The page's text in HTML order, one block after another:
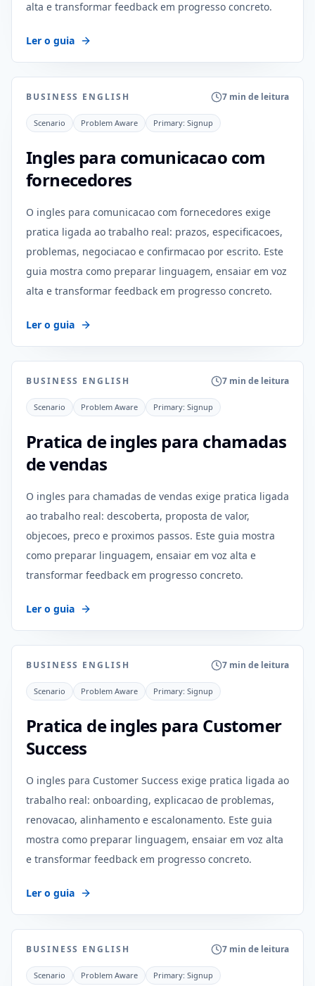
alta e transformar feedback em progresso concreto.
Ler o guia
BUSINESS ENGLISH 7 min de leitura
Scenario Problem Aware Primary: Signup
Ingles para comunicacao com
fornecedores
O ingles para comunicacao com fornecedores exige
pratica ligada ao trabalho real: prazos, especificacoes,
problemas, negociacao e confirmacao por escrito. Este
guia mostra como preparar linguagem, ensaiar em voz
alta e transformar feedback em progresso concreto.
Ler o guia
BUSINESS ENGLISH 7 min de leitura
Scenario Problem Aware Primary: Signup
Pratica de ingles para chamadas
de vendas
O ingles para chamadas de vendas exige pratica ligada
ao trabalho real: descoberta, proposta de valor,
objecoes, preco e proximos passos. Este guia mostra
como preparar linguagem, ensaiar em voz alta e
transformar feedback em progresso concreto.
Ler o guia
BUSINESS ENGLISH 7 min de leitura
Scenario Problem Aware Primary: Signup
Pratica de ingles para Customer
Success
O ingles para Customer Success exige pratica ligada ao
trabalho real: onboarding, explicacao de problemas,
renovacao, alinhamento e escalonamento. Este guia
mostra como preparar linguagem, ensaiar em voz alta
e transformar feedback em progresso concreto.
Ler o guia
BUSINESS ENGLISH 7 min de leitura
Scenario Problem Aware Primary: Signup